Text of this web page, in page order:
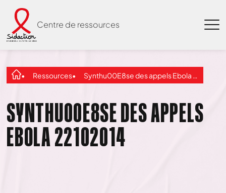
Centre de ressources
Ressources Synthu00E8se des appels Ebola 22102014
SYNTHU00E8SE DES APPELS
EBOLA 22102014